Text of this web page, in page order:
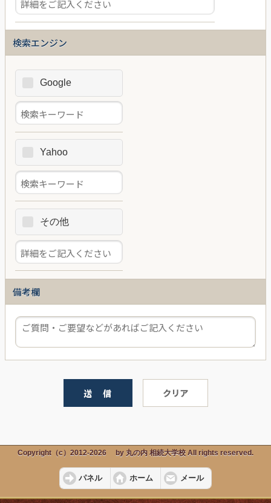
検索エンジン
Google
Yahoo
その他
備考欄
送 信 クリア
Copyright（c）2012-2026 by 丸の内 相続大学校 All rights reserved.
パネル ホーム メール